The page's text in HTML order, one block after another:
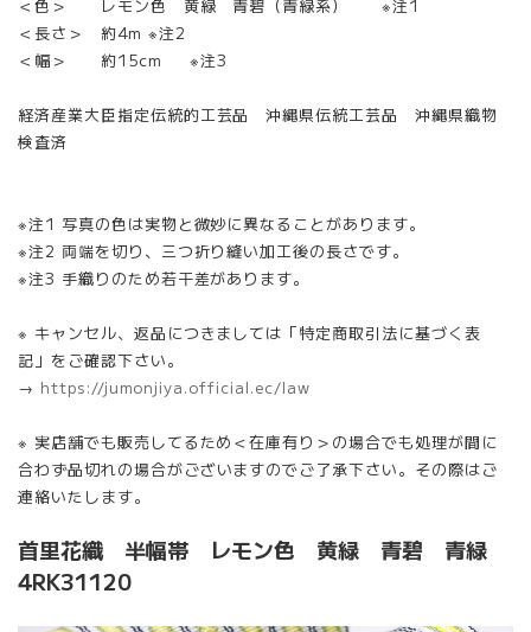
＜色＞ レモン色 黄緑 青碧（青緑系） ※注1
＜長さ＞ 約4m ※注2
＜幅＞ 約15cm ※注3
経済産業大臣指定伝統的工芸品 沖縄県伝統工芸品 沖縄県織物
検査済
※注1 写真の色は実物と微妙に異なることがあります。
※注2 両端を切り、三つ折り縫い加工後の長さです。
※注3 手織りのため若干差があります。
※ キャンセル、返品につきましては「特定商取引法に基づく表
記」をご確認下さい。
→ https://jumonjiya.official.ec/law
※ 実店舗でも販売してるため＜在庫有り＞の場合でも処理が間に
合わず品切れの場合がございますのでご了承下さい。その際はご
連絡いたします。
首里花織 半幅帯 レモン色 黄緑 青碧 青緑
4RK31120